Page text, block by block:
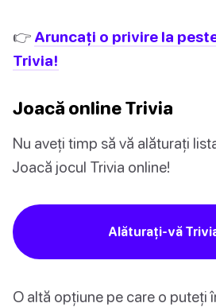
👉 Aruncați o privire la
Trivia!
Joacă online Trivia
Nu aveți timp să vă alăturați
Joacă jocul Trivia online!
Alăturați-vă
O altă opțiune pe care o puteți